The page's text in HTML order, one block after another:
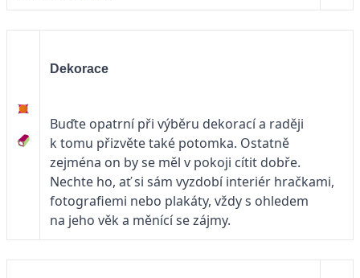
Dekorace
Buďte opatrní při výběru dekorací a raději
k tomu přizvěte také potomka. Ostatně
zejména on by se měl v pokoji cítit dobře.
Nechte ho, ať si sám vyzdobí interiér hračkami,
fotografiemi nebo plakáty, vždy s ohledem
na jeho věk a měnící se zájmy.